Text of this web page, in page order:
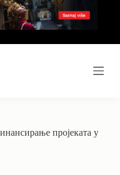
пројеката у